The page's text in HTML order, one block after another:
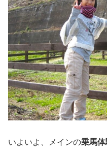
いよいよ、メインの乗馬体